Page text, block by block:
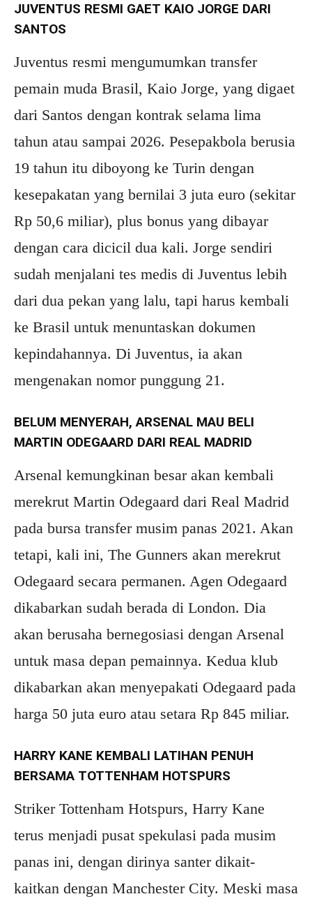
JUVENTUS RESMI GAET KAIO JORGE DARI
SANTOS
Juventus resmi mengumumkan transfer
pemain muda Brasil, Kaio Jorge, yang digaet
dari Santos dengan kontrak selama lima
tahun atau sampai 2026. Pesepakbola berusia
19 tahun itu diboyong ke Turin dengan
kesepakatan yang bernilai 3 juta euro (sekitar
Rp 50,6 miliar), plus bonus yang dibayar
dengan cara dicicil dua kali. Jorge sendiri
sudah menjalani tes medis di Juventus lebih
dari dua pekan yang lalu, tapi harus kembali
ke Brasil untuk menuntaskan dokumen
kepindahannya. Di Juventus, ia akan
mengenakan nomor punggung 21.
BELUM MENYERAH, ARSENAL MAU BELI
MARTIN ODEGAARD DARI REAL MADRID
Arsenal kemungkinan besar akan kembali
merekrut Martin Odegaard dari Real Madrid
pada bursa transfer musim panas 2021. Akan
tetapi, kali ini, The Gunners akan merekrut
Odegaard secara permanen. Agen Odegaard
dikabarkan sudah berada di London. Dia
akan berusaha bernegosiasi dengan Arsenal
untuk masa depan pemainnya. Kedua klub
dikabarkan akan menyepakati Odegaard pada
harga 50 juta euro atau setara Rp 845 miliar.
HARRY KANE KEMBALI LATIHAN PENUH
BERSAMA TOTTENHAM HOTSPURS
Striker Tottenham Hotspurs, Harry Kane
terus menjadi pusat spekulasi pada musim
panas ini, dengan dirinya santer dikait-
kaitkan dengan Manchester City. Meski masa